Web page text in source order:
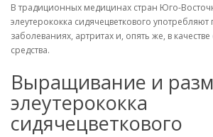
В традиционных медицинах стран Юго-
элеутерококка сидячецветкового
заболеваниях, артритах и, опять же, в
средства.
Выращивание и
элеутерококка
сидячецветкового